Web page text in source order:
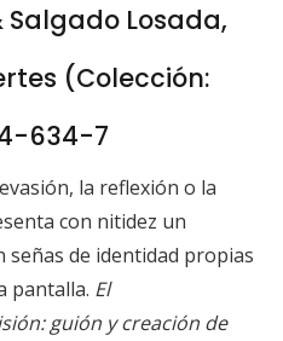
Salgado Losada,
(Colección:
634-7
la reflexión o la
con nitidez un
de identidad propias
pantalla. El
guión y creación de